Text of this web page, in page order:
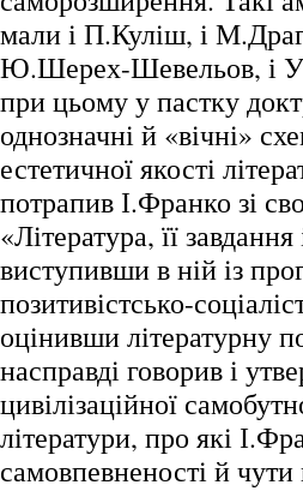
мали і П.Куліш, і
Ю.Шерех-Шевельов, і
при цьому у пастку
однозначні й «вічні»
естетичної якості
потрапив І.Франко зі
«Література, її
виступивши в ній із
позитивістсько-
оцінивши літературну
насправді говорив і
цивілізаційної
літератури, про які
самовпевненості й чути